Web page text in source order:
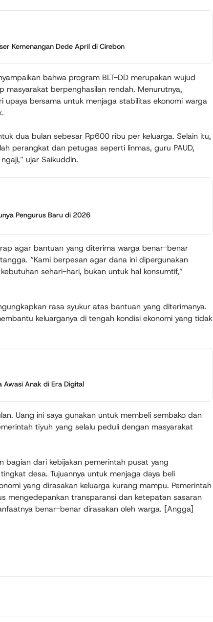
Kemenangan Dede April di Cirebon
bahwa program BLT-DD merupakan wujud
berpenghasilan rendah. Menurutnya,
upaya bersama untuk menjaga stabilitas ekonomi warga
dua bulan sebesar Rp600 ribu per keluarga. Selain itu,
perangkat dan petugas seperti linmas, guru PAUD,
ujar Saikuddin.
Pengurus Baru di 2026
agar bantuan yang diterima warga benar-benar
“Kami berpesan agar dana ini dipergunakan
sehari-hari, bukan untuk hal konsumtif,”
rasa syukur atas bantuan yang diterimanya.
keluarganya di tengah kondisi ekonomi yang tidak
Awasi Anak di Era Digital
Uang ini saya gunakan untuk membeli sembako dan
tiyuh yang selalu peduli dengan masyarakat
bagian dari kebijakan pemerintah pusat yang
desa. Tujuannya untuk menjaga daya beli
yang dirasakan keluarga kurang mampu. Pemerintah
mengedepankan transparansi dan ketepatan sasaran
benar-benar dirasakan oleh warga. [Angga]